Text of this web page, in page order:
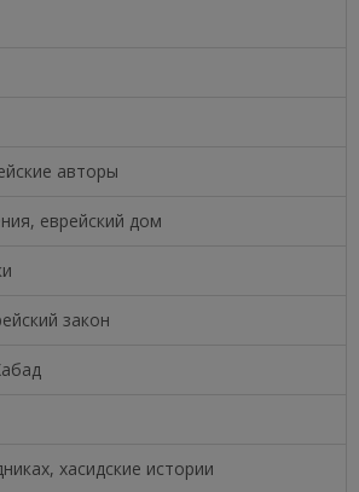
авторы
еврейский дом
закон
хасидские истории